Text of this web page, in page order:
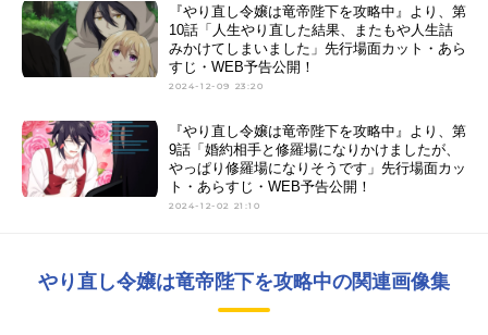
『やり直し令嬢は竜帝陛下を攻略中』より、第
10話「人生やり直した結果、またもや人生詰
みかけてしまいました」先行場面カット・あら
すじ・WEB予告公開！
2024-12-09 23:20
『やり直し令嬢は竜帝陛下を攻略中』より、第
9話「婚約相手と修羅場になりかけましたが、
やっぱり修羅場になりそうです」先行場面カッ
ト・あらすじ・WEB予告公開！
2024-12-02 21:10
やり直し令嬢は竜帝陛下を攻略中の関連画像集